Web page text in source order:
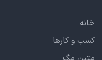
خانه
کسب و کارها